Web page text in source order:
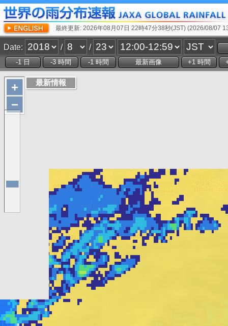
最終更新: 2026年08月07日 22時47分38秒(JST) (2026/08/07
Date: / /
+
−